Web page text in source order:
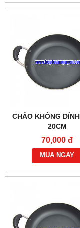
CHẢO KHÔNG
20CM
70,000 đ
MUA NGAY